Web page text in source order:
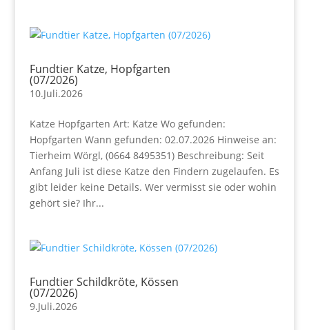
Fundtier Katze, Hopfgarten
(07/2026)
10.Juli.2026
Katze Hopfgarten Art: Katze Wo gefunden:
Hopfgarten Wann gefunden: 02.07.2026 Hinweise an:
Tierheim Wörgl, (0664 8495351) Beschreibung: Seit
Anfang Juli ist diese Katze den Findern zugelaufen. Es
gibt leider keine Details. Wer vermisst sie oder wohin
gehört sie? Ihr...
Fundtier Schildkröte, Kössen
(07/2026)
9.Juli.2026